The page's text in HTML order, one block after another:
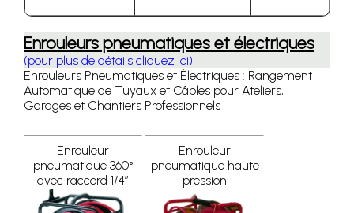
Enrouleurs pneumatiques et électriques
(pour plus de détails cliquez ici)
Enrouleurs Pneumatiques et Électriques : Rangement
Automatique de Tuyaux et Câbles pour Ateliers,
Garages et Chantiers Professionnels
Enrouleur
pneumatique 360°
avec raccord 1/4”
Enrouleur
pneumatique haute
pression